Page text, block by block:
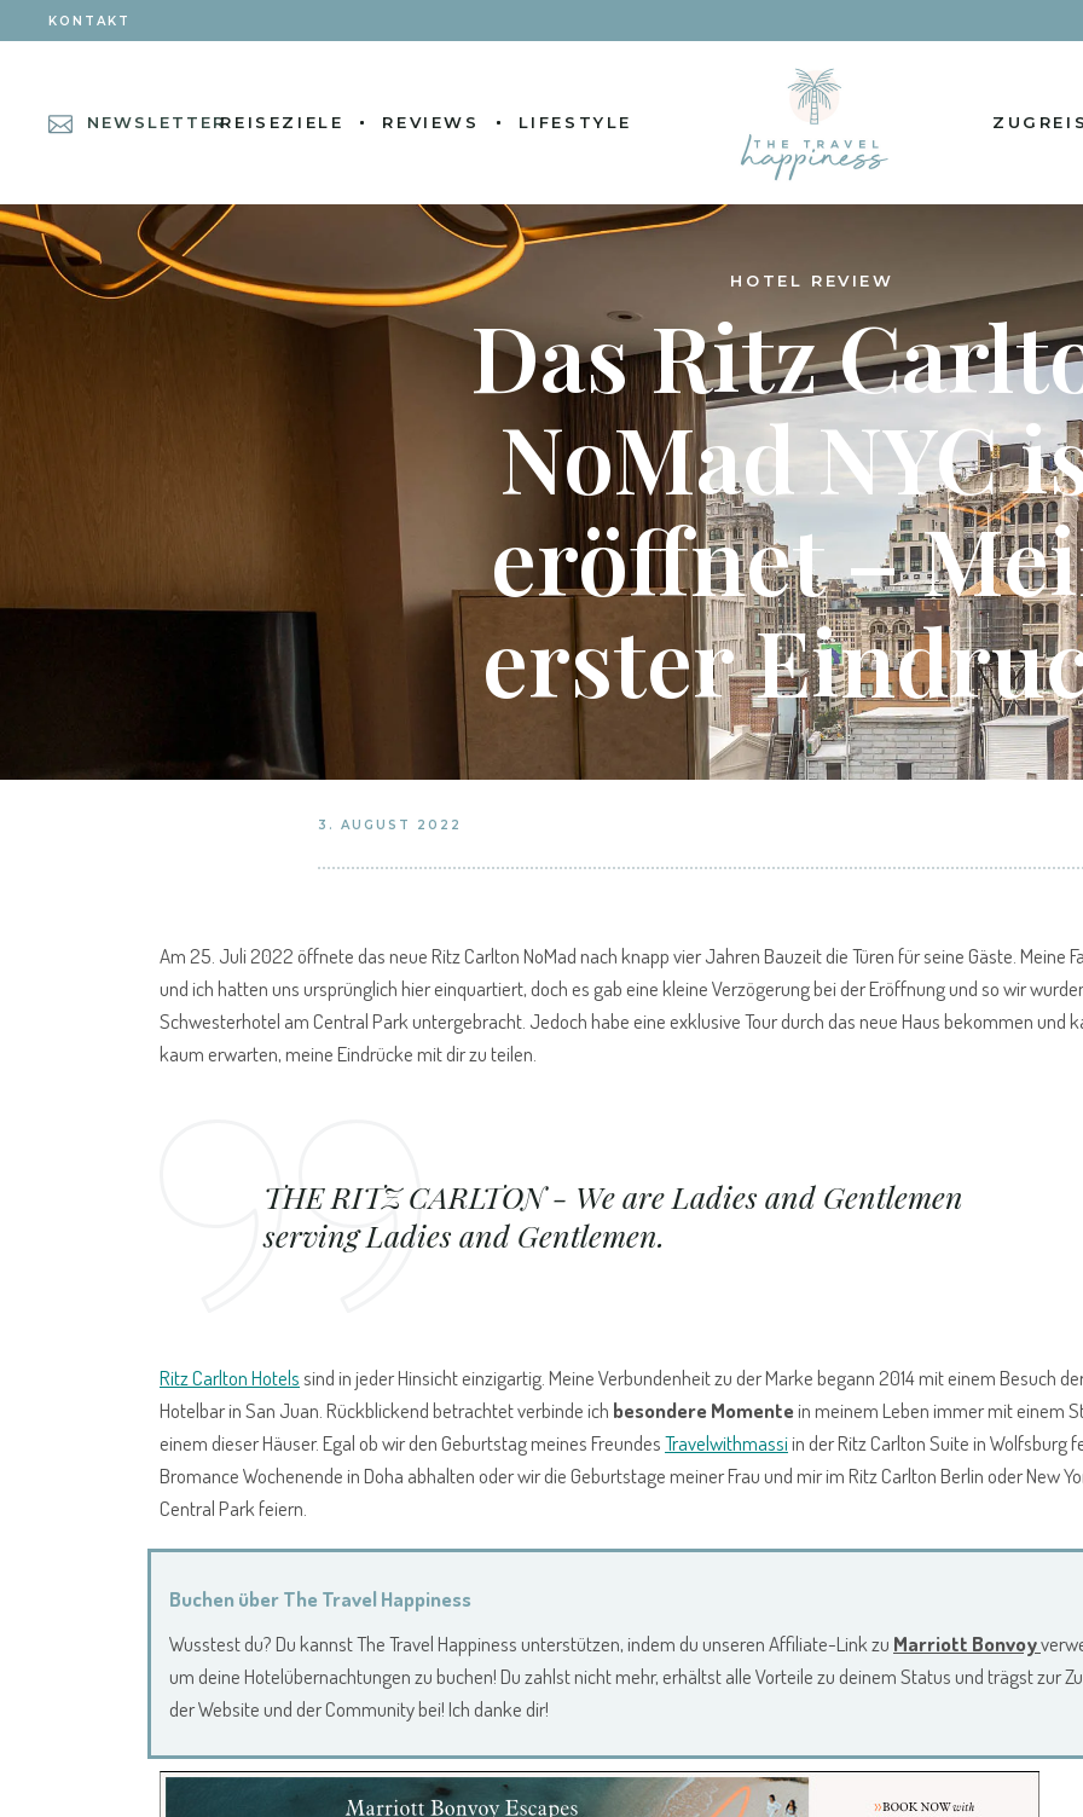
KONTAKT
NEWSLETTERREISEZIELE REVIEWS LIFESTYLE
HOTEL REVIEW
Das Ritz
NoMad NYC
eröffnet –
erster
3. AUGUST 2022
Am 25. Juli 2022 öffnete das neue Ritz Carlton NoMad nach knapp vier Jahren Bauzeit die Türen für seine Gäste. Meine
und ich hatten uns ursprünglich hier einquartiert, doch es gab eine kleine Verzögerung bei der Eröffnung und so wir
Schwesterhotel am Central Park untergebracht. Jedoch habe eine exklusive Tour durch das neue Haus bekommen und
kaum erwarten, meine Eindrücke mit dir zu teilen.
THE RITZ CARLTON - We are Ladies and Gentlemen
serving Ladies and Gentlemen.
Ritz Carlton Hotelssind in jeder Hinsicht einzigartig. Meine Verbundenheit zu der Marke begann 2014 mit einem Besuch
Hotelbar in San Juan. Rückblickend betrachtet verbinde ich besondere Momentein meinem Leben immer mit einem
einem dieser Häuser. Egal ob wir den Geburtstag meines FreundesTravelwithmassiin der Ritz Carlton Suite in Wolfsburg
Bromance Wochenende in Doha abhalten oder wir die Geburtstage meiner Frau und mir im Ritz Carlton Berlin oder New
Central Park feiern.
Buchen über The Travel Happiness
Wusstest du? Du kannst The Travel Happiness unterstützen, indem du unseren Affiliate-Link zu Marriott Bonvoy
um deine Hotelübernachtungen zu buchen! Du zahlst nicht mehr, erhältst alle Vorteile zu deinem Status und trägst zur
der Website und der Community bei! Ich danke dir!